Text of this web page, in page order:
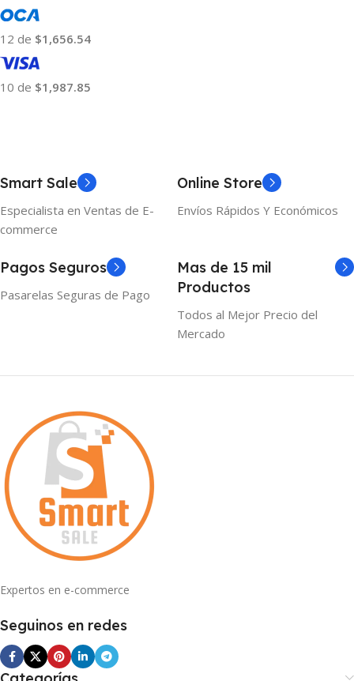
12 de $1,656.54
10 de $1,987.85
Smart Sale
Especialista en Ventas de E-
commerce
Online Store
Envíos Rápidos Y Económicos
Pagos Seguros
Pasarelas Seguras de Pago
Mas de 15 mil
Productos
Todos al Mejor Precio del
Mercado
Expertos en e-commerce
Seguinos en redes